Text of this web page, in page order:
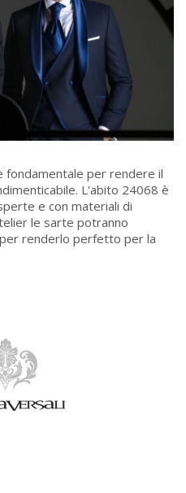
fondamentale per rendere il
L'abito 24068 è
e con materiali di
le sarte potranno
renderlo perfetto per la